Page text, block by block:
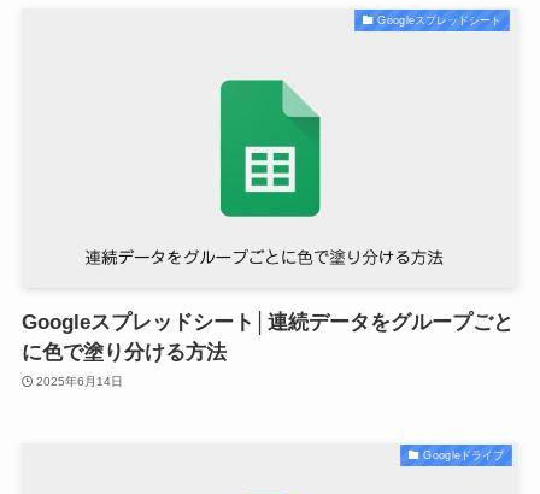
Googleスプレッドシート
Googleスプレッドシート│連続データをグループごと
に色で塗り分ける方法
2025年6月14日
Googleドライブ